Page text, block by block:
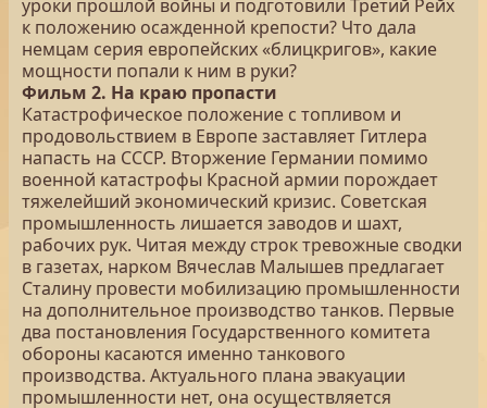
уроки прошлой войны и подготовили Третий Рейх
к положению осажденной крепости? Что дала
немцам серия европейских «блицкригов», какие
мощности попали к ним в руки?
Фильм 2. На краю пропасти
Катастрофическое положение с топливом и
продовольствием в Европе заставляет Гитлера
напасть на СССР. Вторжение Германии помимо
военной катастрофы Красной армии порождает
тяжелейший экономический кризис. Советская
промышленность лишается заводов и шахт,
рабочих рук. Читая между строк тревожные сводки
в газетах, нарком Вячеслав Малышев предлагает
Сталину провести мобилизацию промышленности
на дополнительное производство танков. Первые
два постановления Государственного комитета
обороны касаются именно танкового
производства. Актуального плана эвакуации
промышленности нет, она осуществляется